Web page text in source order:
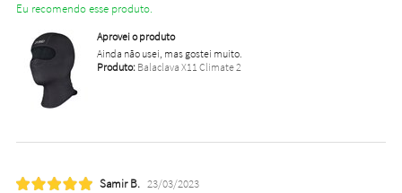
Eu recomendo esse produto.
Aprovei o produto
Ainda não usei, mas gostei muito.
Produto:Balaclava X11 Climate 2
Samir B. 23/03/2023